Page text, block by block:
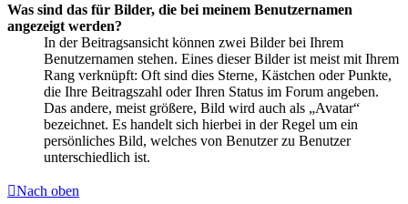
Was sind das für Bilder, die bei meinem Benutzernamen
angezeigt werden?
In der Beitragsansicht können zwei Bilder bei Ihrem
Benutzernamen stehen. Eines dieser Bilder ist meist mit Ihrem
Rang verknüpft: Oft sind dies Sterne, Kästchen oder Punkte,
die Ihre Beitragszahl oder Ihren Status im Forum angeben.
Das andere, meist größere, Bild wird auch als „Avatar“
bezeichnet. Es handelt sich hierbei in der Regel um ein
persönliches Bild, welches von Benutzer zu Benutzer
unterschiedlich ist.
Nach oben